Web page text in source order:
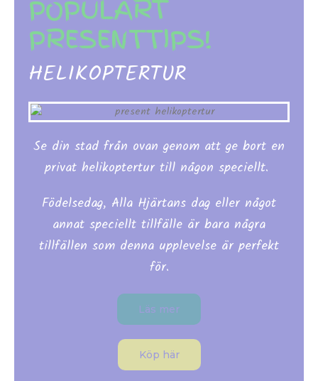
POPULÄRT
PRESENTTIPS!
HELIKOPTERTUR
Se din stad från ovan genom att ge bort en
privat helikoptertur till någon speciellt.
Födelsedag, Alla Hjärtans dag eller något
annat speciellt tillfälle är bara några
tillfällen som denna upplevelse är perfekt
för.
Läs mer
Köp här